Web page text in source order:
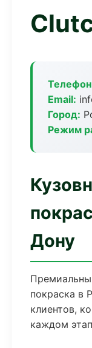
Email:
Город:
Режим
Дону
покраска в
клиентов,
каждом